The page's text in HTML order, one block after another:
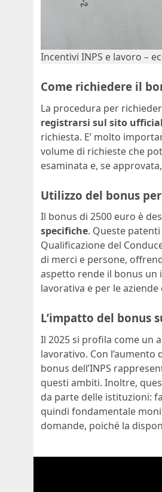
Incentivi INPS e lavoro –
Come richiedere il
La procedura per
registrarsi sul sito
richiesta. E’ molto
volume di richieste che
esaminata e, se
Utilizzo del bonus
Il bonus di 2500 euro è
specifiche. Queste patenti
Qualificazione del
di merci e persone,
aspetto rende il bonus un
lavorativa e per le
L’impatto del bonus
Il 2025 si profila come un
lavorativo. Con
bonus dell’INPS
questi ambiti. Inoltre,
da parte delle istituzioni:
quindi fondamentale
domande, poiché la